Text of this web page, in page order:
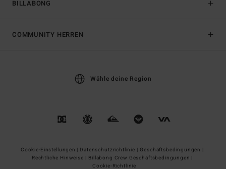
BILLABONG
COMMUNITY HERREN
Wähle deine Region
Cookie-Einstellungen | Datenschutzrichtlinie | Geschäftsbedingungen |
Rechtliche Hinweise | Billabong Crew Geschäftsbedingungen |
Cookie-Richtlinie